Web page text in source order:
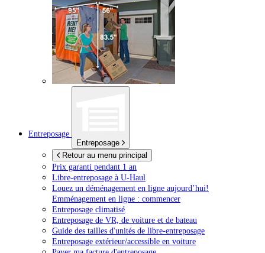
Entreposage
Entreposage
Retour au menu principal
Prix garanti pendant 1 an
Libre-entreposage à U-Haul
Louez un déménagement en ligne aujourd’hui!
Emménagement en ligne : commencer
Entreposage climatisé
Entreposage de VR, de voiture et de bateau
Guide des tailles d'unités de libre-entreposage
Entreposage extérieur/accessible en voiture